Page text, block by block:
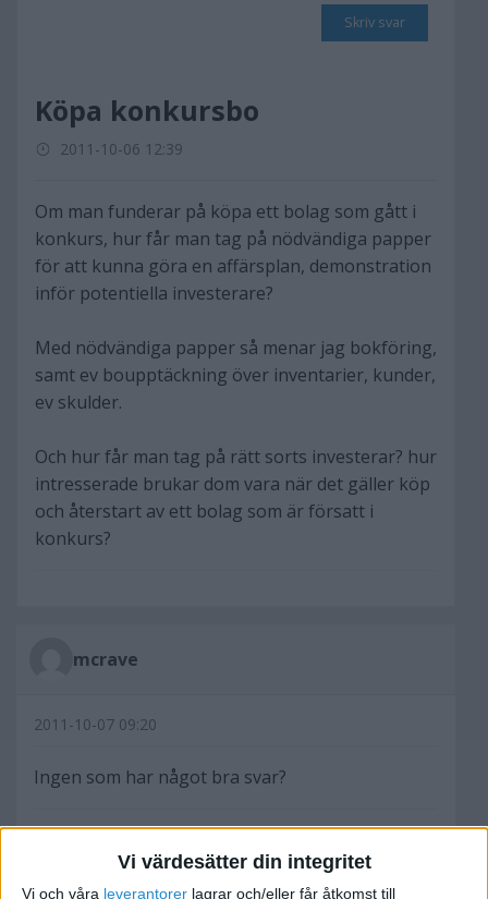
Vi värdesätter din integritet
Vi och våra leverantorer lagrar och/eller får åtkomst till
Skriv svar
Köpa konkursbo
2011-10-06 12:39
Om man funderar på köpa ett bolag som gått i
konkurs, hur får man tag på nödvändiga papper
för att kunna göra en affärsplan, demonstration
inför potentiella investerare?
Med nödvändiga papper så menar jag bokföring,
samt ev boupptäckning över inventarier, kunder,
ev skulder.
Och hur får man tag på rätt sorts investerar? hur
intresserade brukar dom vara när det gäller köp
och återstart av ett bolag som är försatt i
konkurs?
mcrave
2011-10-07 09:20
Ingen som har något bra svar?